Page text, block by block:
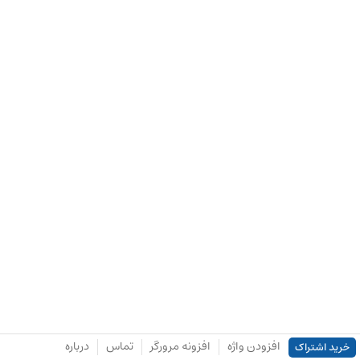
خرید اشتراک افزودن واژه افزونه مرورگر تماس درباره